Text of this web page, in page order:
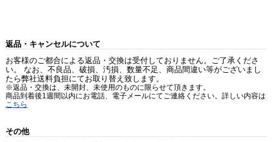
返品・キャンセルについて
お客様のご都合による返品・交換は受付しておりません。ご了承くださ
い。 なお、不良品、破損、汚損、数量不足、商品間違い等がございまし
たら弊社送料負担にてお取り替え致します。
※返品・交換は、未開封、未使用のものに限らせて頂きます。
商品到着後1週間以内にお電話、電子メールにてご連絡ください。詳しい内容は
こちら
その他